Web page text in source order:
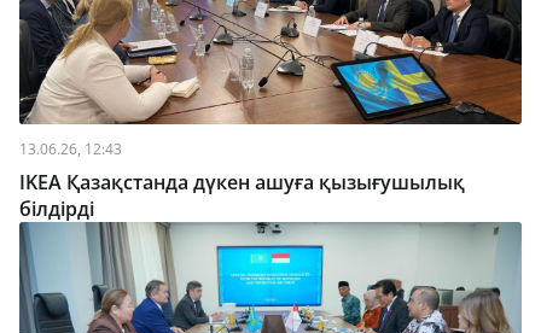
13.06.26, 12:43
IKEA Қазақстанда дүкен ашуға қызығушылық
білдірді